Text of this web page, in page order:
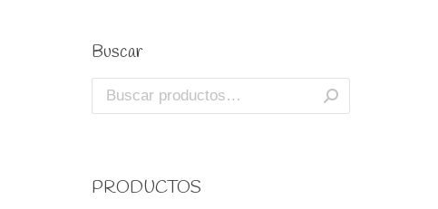
Buscar
PRODUCTOS